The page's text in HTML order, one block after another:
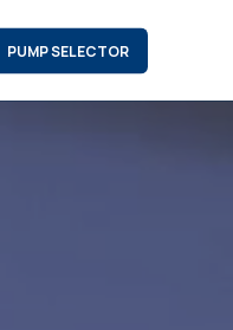
PUMP SELECTOR